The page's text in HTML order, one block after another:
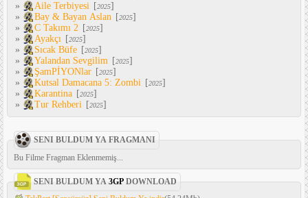
»
Aile Terbiyesi [2025]
»
Bay & Bayan Aslan [2025]
»
C Takımı 2 [2025]
»
Ayakçı [2025]
»
Sıcak Büfe [2025]
»
Yalandan Sevgilim [2025]
»
ŞamPİYONlar [2025]
»
Kutsal Damacana 5: Zombi [2025]
»
Karantina [2025]
»
Tur Rehberi [2025]
SENI BULDUM YA FRAGMANI
Bu Filme Fragman Eklenmemiş...
SENI BULDUM YA 3GP DOWNLOAD